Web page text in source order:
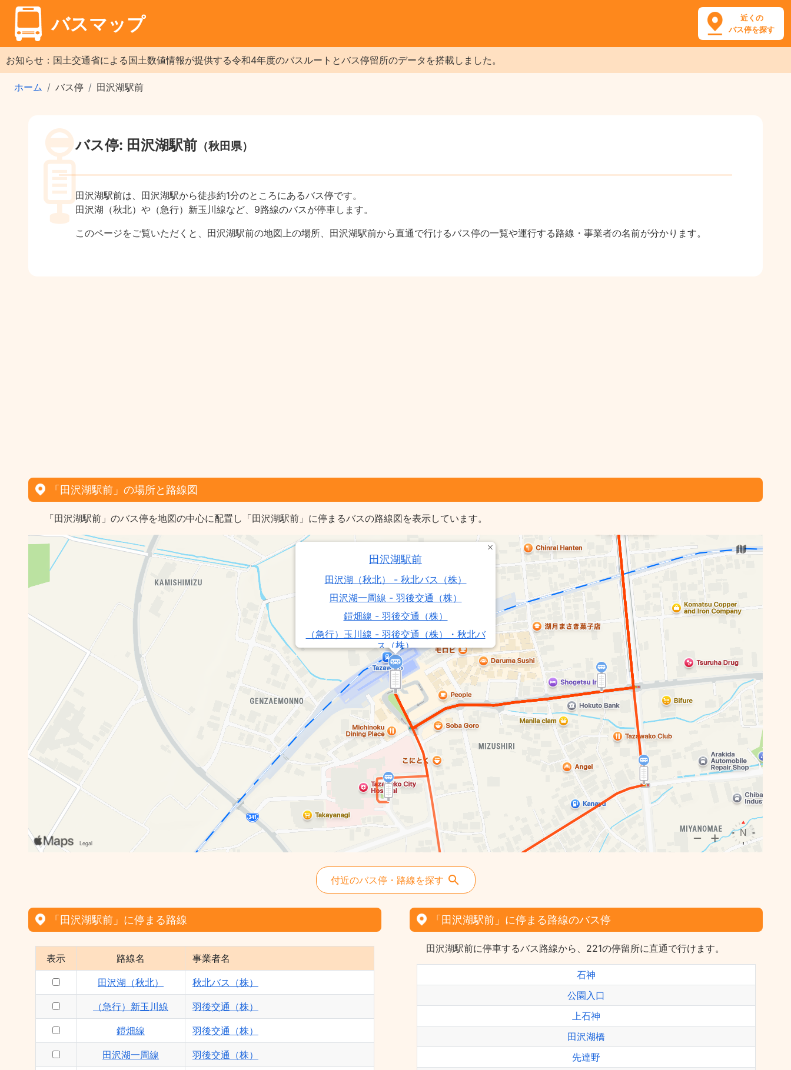
バスマップ
近くの
バス停を探す
お知らせ：国土交通省による国土数値情報が提供する令和4年度のバスルートとバス停留所のデータを搭載しました。
ホーム バス停 田沢湖駅前
バス停: 田沢湖駅前 （秋田県）
田沢湖駅前は、田沢湖駅から徒歩約1分のところにあるバス停です。
田沢湖（秋北）や（急行）新玉川線など、9路線のバスが停車します。
このページをご覧いただくと、田沢湖駅前の地図上の場所、田沢湖駅前から直通で行けるバス停の一覧や運行する路線・事業者の名前が分かります。
「田沢湖駅前」の場所と路線図
「田沢湖駅前」のバス停を地図の中心に配置し「田沢湖駅前」に停まるバスの路線図を表示しています。
田沢湖駅前
田沢湖（秋北） - 秋北バス（株）
田沢湖一周線 - 羽後交通（株）
鎧畑線 - 羽後交通（株）
（急行）玉川線 - 羽後交通（株）・秋北バ
ス（株）
駒ヶ岳線 - 羽後交通（株）
田沢湖線 - 鹿角市
角館・田沢湖線 - 羽後交通（株）
乳頭線 - 羽後交通（株）
（急行）新玉川線 - 羽後交通（株）
付近のバス停・路線を探す
「田沢湖駅前」に停まる路線
表示 路線名 事業者名
田沢湖（秋北） 秋北バス（株）
（急行）新玉川線 羽後交通（株）
鎧畑線 羽後交通（株）
田沢湖一周線 羽後交通（株）
「田沢湖駅前」に停まる路線のバス停
田沢湖駅前に停車するバス路線から、221の停留所に直通で行けます。
石神
公園入口
上石神
田沢湖橋
先達野